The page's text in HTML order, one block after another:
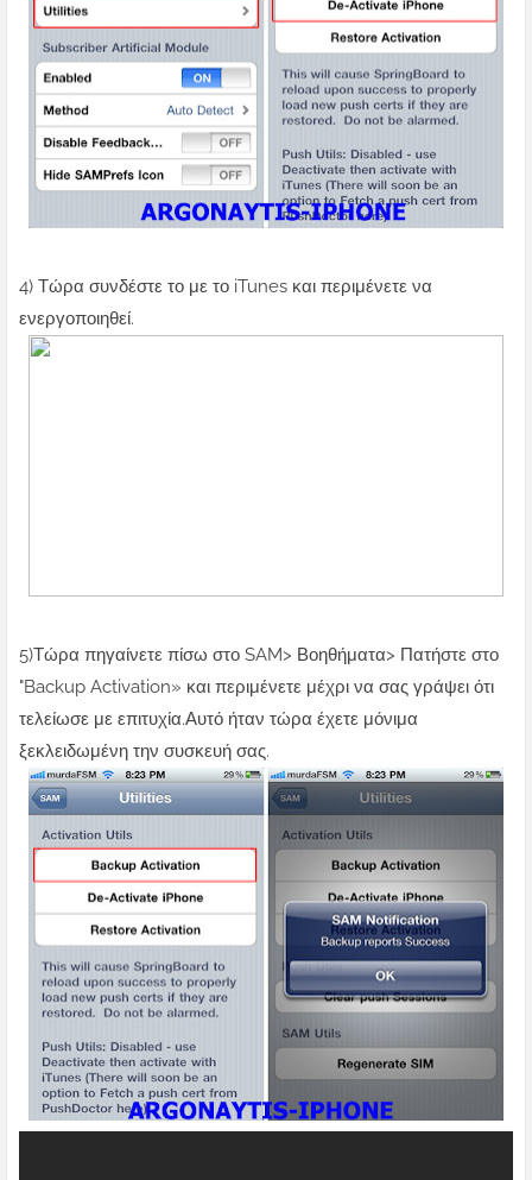
4) Τώρα συνδέστε το με το iTunes και περιμένετε να
ενεργοποιηθεί.
5)Τώρα πηγαίνετε πίσω στο SAM> Βοηθήματα> Πατήστε στο
"Backup Activation» και περιμένετε μέχρι να σας γράψει ότι
τελείωσε με επιτυχία.Αυτό ήταν τώρα έχετε μόνιμα
ξεκλειδωμένη την συσκευή σας.